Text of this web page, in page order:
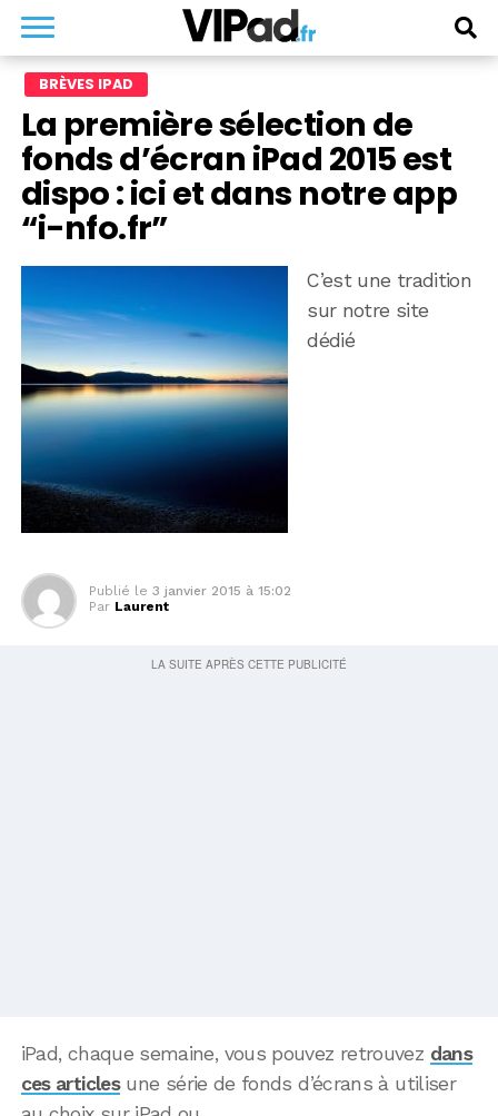
BRÈVES IPAD
La première sélection de
fonds d’écran iPad 2015 est
dispo : ici et dans notre app
“i-nfo.fr”
C’est une tradition
sur notre site
dédié
Publié le 3 janvier 2015 à 15:02
Par Laurent
iPad, chaque semaine, vous pouvez retrouvez dans
ces articlesune série de fonds d’écrans à utiliser